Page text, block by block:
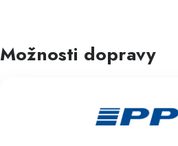
Možnosti dopravy